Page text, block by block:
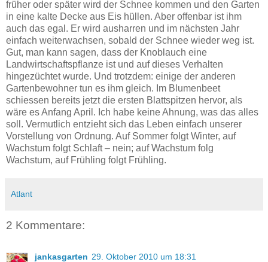
früher oder später wird der Schnee kommen und den Garten
in eine kalte Decke aus Eis hüllen. Aber offenbar ist ihm
auch das egal. Er wird ausharren und im nächsten Jahr
einfach weiterwachsen, sobald der Schnee wieder weg ist.
Gut, man kann sagen, dass der Knoblauch eine
Landwirtschaftspflanze ist und auf dieses Verhalten
hingezüchtet wurde. Und trotzdem: einige der anderen
Gartenbewohner tun es ihm gleich. Im Blumenbeet
schiessen bereits jetzt die ersten Blattspitzen hervor, als
wäre es Anfang April. Ich habe keine Ahnung, was das alles
soll. Vermutlich entzieht sich das Leben einfach unserer
Vorstellung von Ordnung. Auf Sommer folgt Winter, auf
Wachstum folgt Schlaft – nein; auf Wachstum folg
Wachstum, auf Frühling folgt Frühling.
Atlant
2 Kommentare:
jankasgarten 29. Oktober 2010 um 18:31